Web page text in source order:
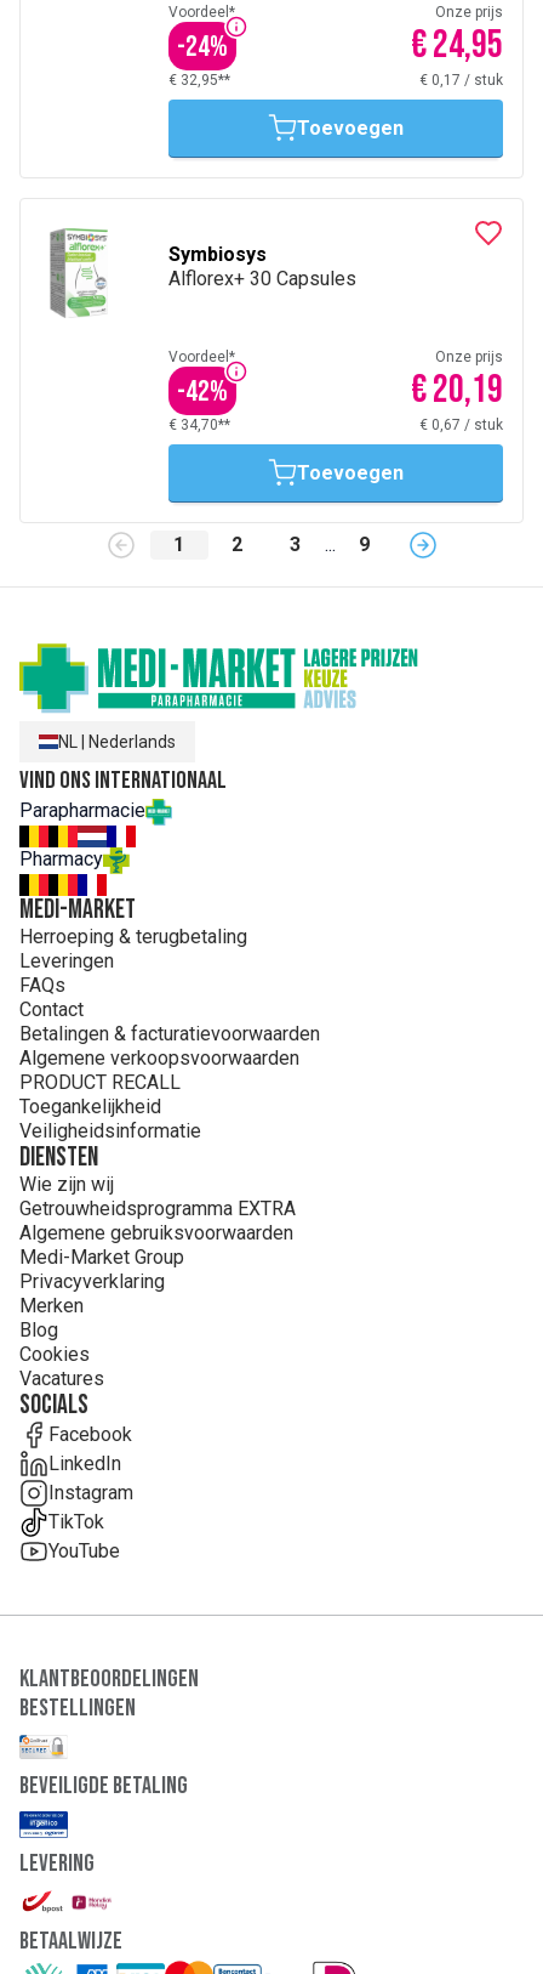
Voordeel*
-24%
Onze prijs
€ 24,95
€ 32,95** € 0,17 / stuk
Toevoegen
Symbiosys
Alflorex+ 30 Capsules
Voordeel*
-42%
Onze prijs
€ 20,19
€ 34,70** € 0,67 / stuk
Toevoegen
1 2 3 ... 9
NL Nederlands
Vind ons internationaal
Parapharmacie
Pharmacy
MEDI-MARKET
Herroeping & terugbetaling
Leveringen
FAQs
Contact
Betalingen & facturatievoorwaarden
Algemene verkoopsvoorwaarden
PRODUCT RECALL
Toegankelijkheid
Veiligheidsinformatie
Diensten
Wie zijn wij
Getrouwheidsprogramma EXTRA
Algemene gebruiksvoorwaarden
Medi-Market Group
Privacyverklaring
Merken
Blog
Cookies
Vacatures
Socials
Facebook
LinkedIn
Instagram
TikTok
YouTube
Klantbeoordelingen
Bestellingen
Beveiligde Betaling
Levering
Betaalwijze